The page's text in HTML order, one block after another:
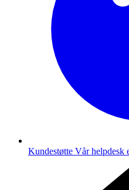
Kundestøtte Vår helpdesk